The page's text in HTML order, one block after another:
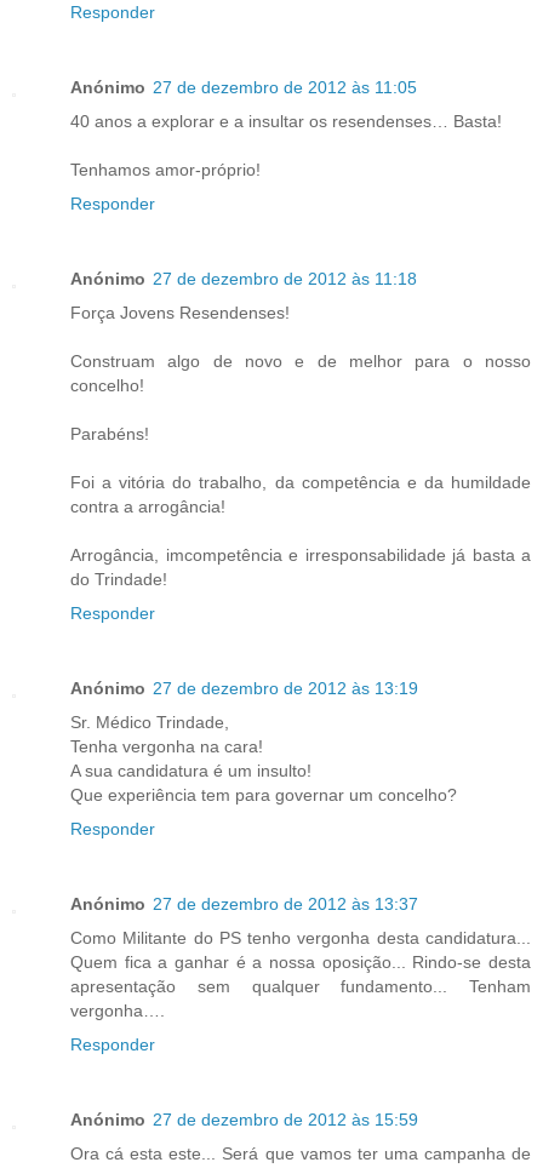
Responder
Anónimo 27 de dezembro de 2012 às 11:05
40 anos a explorar e a insultar os resendenses… Basta!
Tenhamos amor-próprio!
Responder
Anónimo 27 de dezembro de 2012 às 11:18
Força Jovens Resendenses!
Construam algo de novo e de melhor para o nosso
concelho!
Parabéns!
Foi a vitória do trabalho, da competência e da humildade
contra a arrogância!
Arrogância, imcompetência e irresponsabilidade já basta a
do Trindade!
Responder
Anónimo 27 de dezembro de 2012 às 13:19
Sr. Médico Trindade,
Tenha vergonha na cara!
A sua candidatura é um insulto!
Que experiência tem para governar um concelho?
Responder
Anónimo 27 de dezembro de 2012 às 13:37
Como Militante do PS tenho vergonha desta candidatura...
Quem fica a ganhar é a nossa oposição... Rindo-se desta
apresentação sem qualquer fundamento... Tenham
vergonha….
Responder
Anónimo 27 de dezembro de 2012 às 15:59
Ora cá esta este... Será que vamos ter uma campanha de